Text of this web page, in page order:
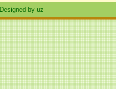
Designed by uz